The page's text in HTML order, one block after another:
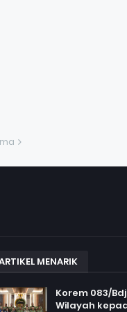
MENARIK
Korem 083/
Wilayah